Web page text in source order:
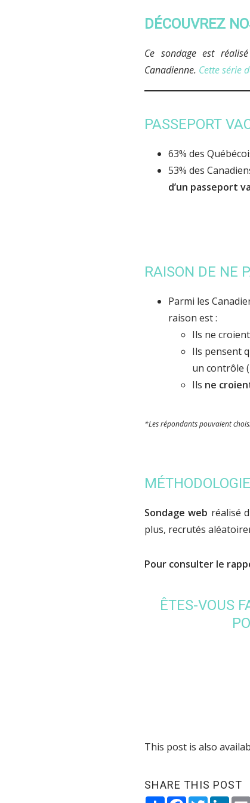
DÉCOUVREZ
Ce sondage est
Canadienne. Cette série
PASSEPORT
63% des
53% des
d’un passeport
RAISON DE NE
Parmi les
raison est :
Ils ne
Ils pensent
un contrôle
Ils ne
*Les répondants pouvaient
Sondage web réalisé
plus, recrutés
Pour consulter le
ÊTES-VOUS
This post is also
SHARE THIS POST